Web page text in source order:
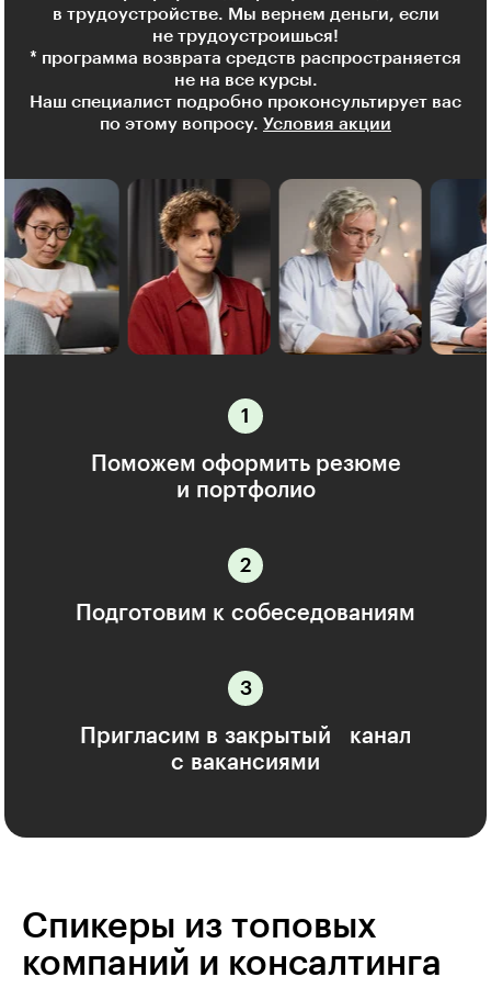
в трудоустройстве. Мы вернем деньги, если
не трудоустроишься!
* программа возврата средств распространяется
не на все курсы.
Наш специалист подробно проконсультирует вас
по этому вопросу. Условия акции
Поможем оформить резюме
и портфолио
Подготовим к собеседованиям
Пригласим в закрытый канал
с вакансиями
Спикеры из топовых
компаний и консалтинга